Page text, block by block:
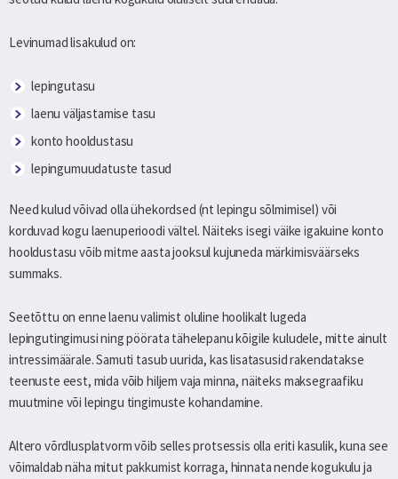
Levinumad lisakulud on:
lepingutasu
laenu väljastamise tasu
konto hooldustasu
lepingumuudatuste tasud
Need kulud võivad olla ühekordsed (nt lepingu sõlmimisel) või
korduvad kogu laenuperioodi vältel. Näiteks isegi väike igakuine konto
hooldustasu võib mitme aasta jooksul kujuneda märkimisväärseks
summaks.
Seetõttu on enne laenu valimist oluline hoolikalt lugeda
lepingutingimusi ning pöörata tähelepanu kõigile kuludele, mitte ainult
intressimäärale. Samuti tasub uurida, kas lisatasusid rakendatakse
teenuste eest, mida võib hiljem vaja minna, näiteks maksegraafiku
muutmine või lepingu tingimuste kohandamine.
Altero võrdlusplatvorm võib selles protsessis olla eriti kasulik, kuna see
võimaldab näha mitut pakkumist korraga, hinnata nende kogukulu ja